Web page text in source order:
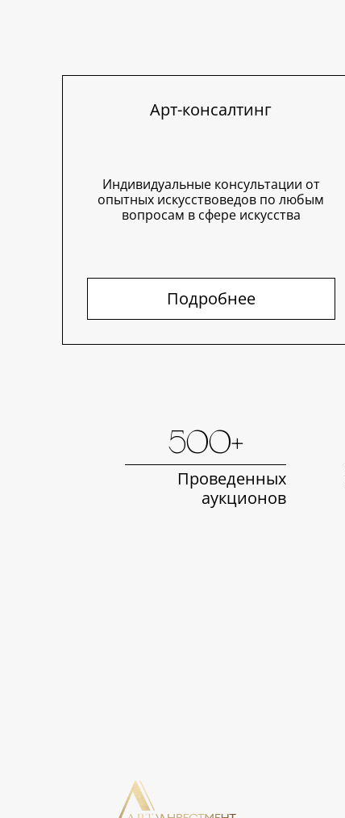
Арт-консалтинг
Индивидуальные консультации от
опытных искусствоведов по любым
вопросам в сфере искусства
Подробнее
500+
Проведенных
аукционов